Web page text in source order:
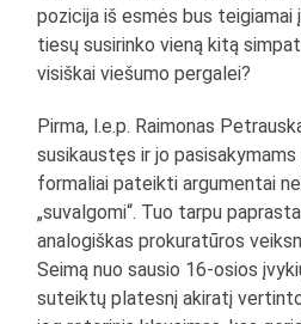
pozicija iš esmės bus teigiamai
tiesų susirinko vieną kitą
visiškai viešumo pergalei?
Pirma, l.e.p. Raimonas
susikaustęs ir jo
formaliai pateikti argumentai
„suvalgomi“. Tuo tarpu
analogiškas prokuratūros
Seimą nuo sausio 16-osios
suteiktų platesnį akiratį